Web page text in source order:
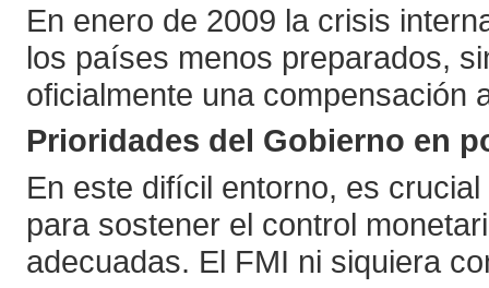
En enero de 2009 la crisis
los países menos preparados,
oficialmente una compensación
Prioridades del Gobierno en
En este difícil entorno, es
para sostener el control
adecuadas. El FMI ni siquiera